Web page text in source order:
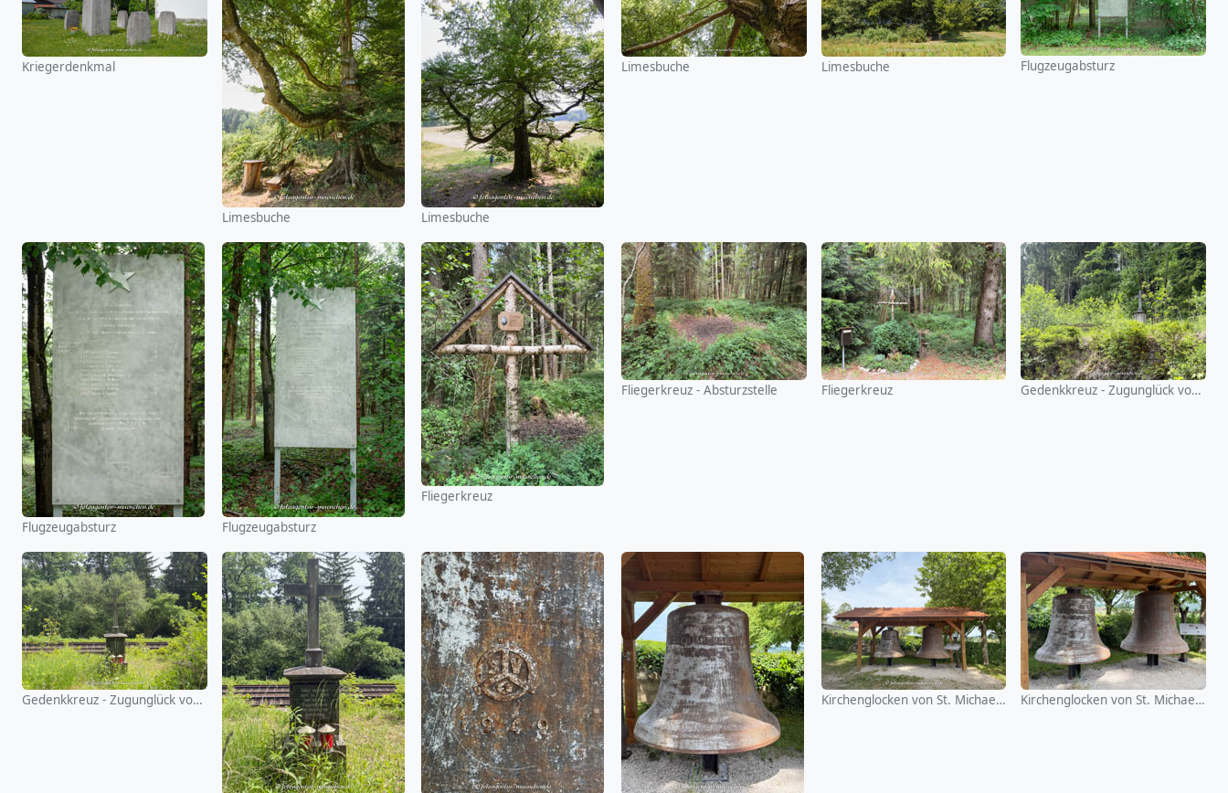
Kriegerdenkmal
Limesbuche Limesbuche
Limesbuche Limesbuche Flugzeugabsturz
Flugzeugabsturz Flugzeugabsturz
Fliegerkreuz
Fliegerkreuz - Absturzstelle Fliegerkreuz Gedenkkreuz - Zugunglück von 1945 (Oberelkofen)
Gedenkkreuz - Zugunglück von 1945 (Oberelkofen) Kirchenglocken von St. Michael (Alxing) Kirchenglocken von St. Michael (Alxing)